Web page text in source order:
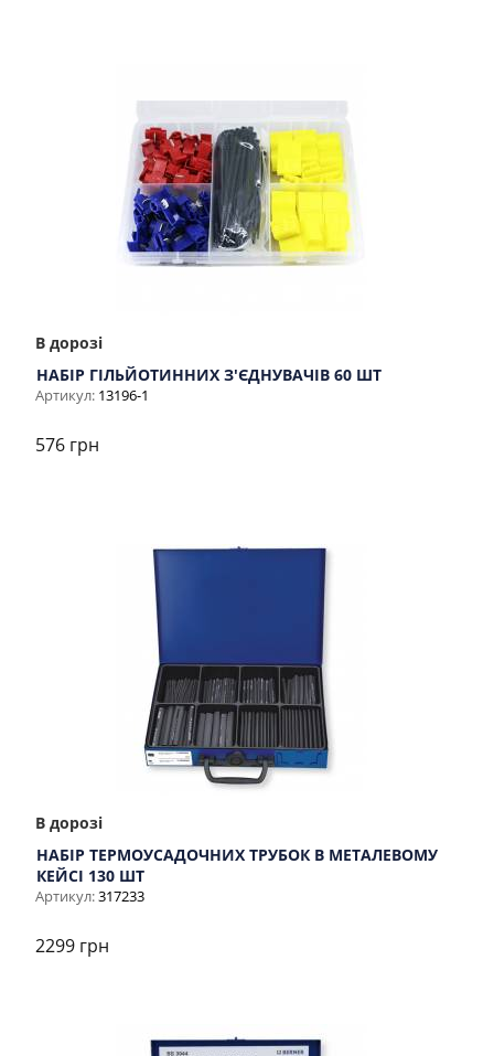
В дорозі
НАБІР ГІЛЬЙОТИННИХ З'ЄДНУВАЧІВ 60 ШТ
Артикул: 13196-1
576 грн
В дорозі
НАБІР ТЕРМОУСАДОЧНИХ ТРУБОК В МЕТАЛЕВОМУ
КЕЙСІ 130 ШТ
Артикул:317233
2299 грн